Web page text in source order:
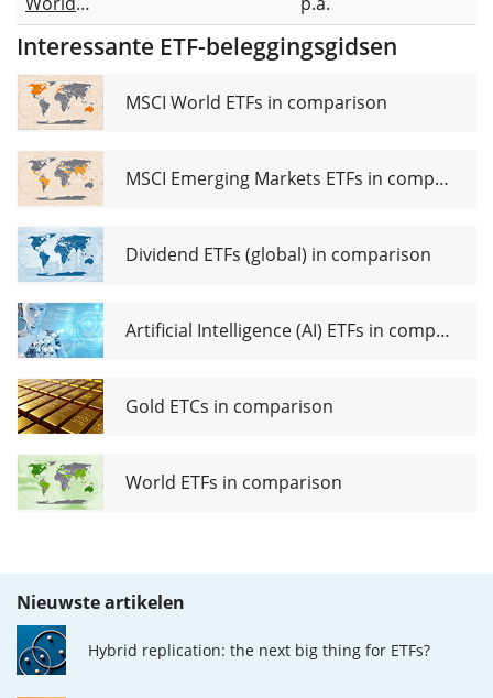
Socially
Responsible
UCITS ETF
USD dis
Interessante ETF-beleggingsgidsen
MSCI World ETFs in comparison
MSCI Emerging Markets ETFs in comparison
Dividend ETFs (global) in comparison
Artificial Intelligence (AI) ETFs in comparison
Gold ETCs in comparison
World ETFs in comparison
Nieuwste artikelen
Hybrid replication: the next big thing for ETFs?